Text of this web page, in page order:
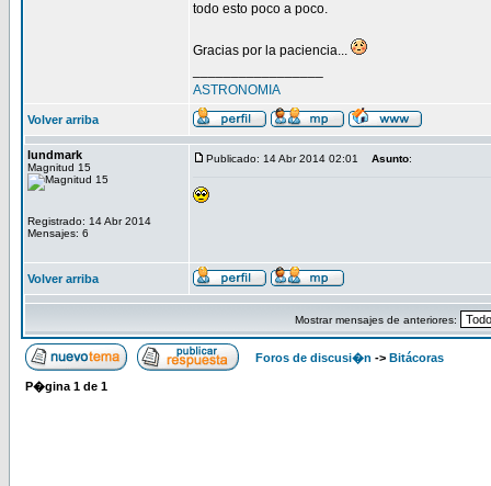
todo esto poco a poco.
Gracias por la paciencia...
ASTRONOMIA
Volver arriba
lundmark
Magnitud 15
Registrado: 14 Abr 2014
Mensajes: 6
Publicado: 14 Abr 2014 02:01 Asunto:
Volver arriba
Mostrar mensajes de anteriores:
Foros de discusi�n -> Bitácoras
P�gina 1 de 1